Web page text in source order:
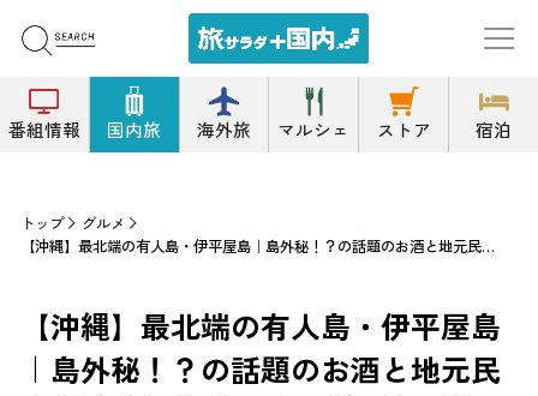
番組情報 国内旅 海外旅 マルシェ ストア 宿泊
トップ
グルメ
【沖縄】最北端の有人島・伊平屋島｜島外秘！？の話題のお酒と地元民から愛されるグルメスポット４選
【沖縄】最北端の有人島・伊平屋島
｜島外秘！？の話題のお酒と地元民